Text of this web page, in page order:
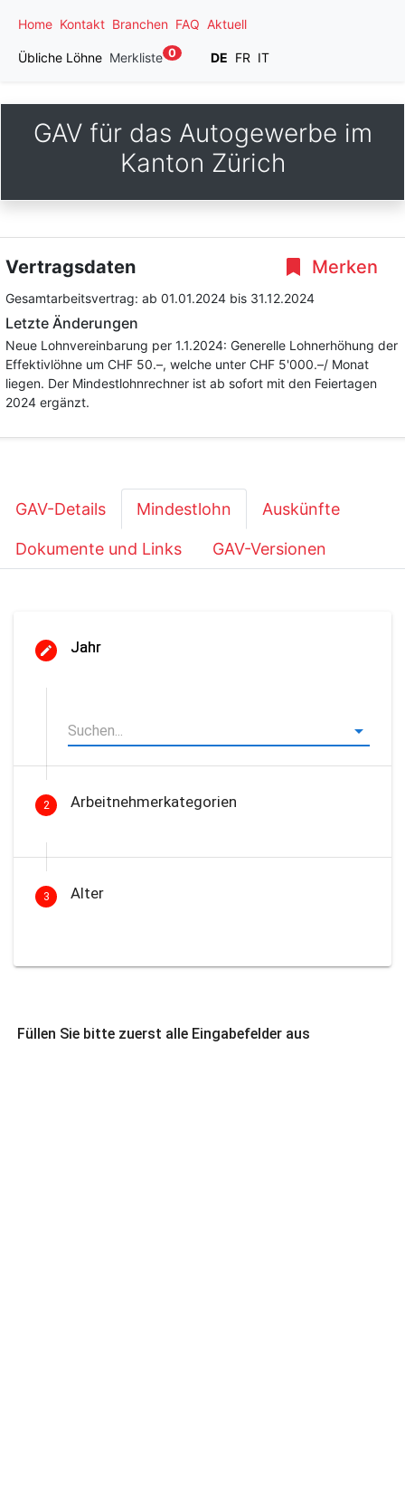
Home Kontakt Branchen FAQ Aktuell
Übliche Löhne Merkliste 0 DE FR IT
GAV für das Autogewerbe im
Kanton Zürich
Merken
Vertragsdaten
Gesamtarbeitsvertrag: ab 01.01.2024 bis 31.12.2024
Letzte Änderungen
Neue Lohnvereinbarung per 1.1.2024: Generelle Lohnerhöhung der
Effektivlöhne um CHF 50.–, welche unter CHF 5'000.–/ Monat
liegen. Der Mindestlohnrechner ist ab sofort mit den Feiertagen
2024 ergänzt.
GAV-Details Mindestlohn Auskünfte
Dokumente und Links GAV-Versionen
Jahr
2 Arbeitnehmerkategorien
3 Alter
Füllen Sie bitte zuerst alle Eingabefelder aus